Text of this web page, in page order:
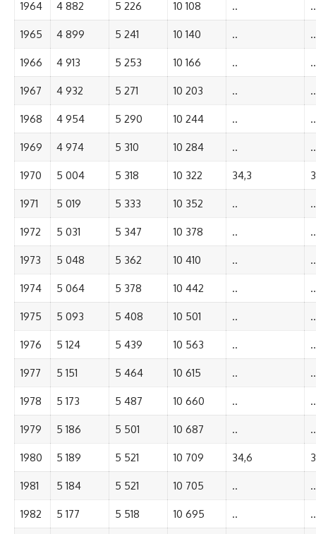
1964 4 882 5 226 10 108 .. ..
1965 4 899 5 241 10 140 .. ..
1966 4 913 5 253 10 166 .. ..
1967 4 932 5 271 10 203 .. ..
1968 4 954 5 290 10 244 .. ..
1969 4 974 5 310 10 284 .. ..
1970 5 004 5 318 10 322 34,3
1971 5 019 5 333 10 352 .. ..
1972 5 031 5 347 10 378 .. ..
1973 5 048 5 362 10 410 .. ..
1974 5 064 5 378 10 442 .. ..
1975 5 093 5 408 10 501 .. ..
1976 5 124 5 439 10 563 .. ..
1977 5 151 5 464 10 615 .. ..
1978 5 173 5 487 10 660 .. ..
1979 5 186 5 501 10 687 .. ..
1980 5 189 5 521 10 709 34,6
1981 5 184 5 521 10 705 .. ..
1982 5 177 5 518 10 695 .. ..